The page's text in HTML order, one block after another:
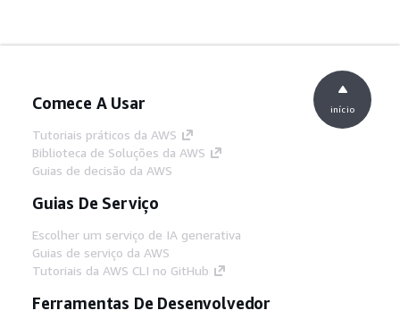
Comece A Usar
Tutoriais práticos da AWS
Biblioteca de Soluções da AWS
Guias de decisão da AWS
Guias De Serviço
Escolher um serviço de IA generativa
Guias de serviço da AWS
Tutoriais da AWS CLI no GitHub
Ferramentas De Desenvolvedor
início